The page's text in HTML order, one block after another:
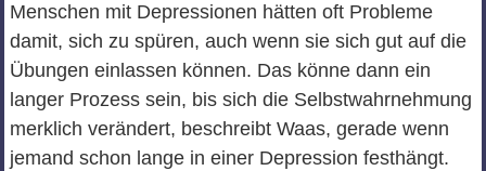
Menschen mit Depressionen hätten oft Probleme
damit, sich zu spüren, auch wenn sie sich gut auf die
Übungen einlassen können. Das könne dann ein
langer Prozess sein, bis sich die Selbstwahrnehmung
merklich verändert, beschreibt Waas, gerade wenn
jemand schon lange in einer Depression festhängt.